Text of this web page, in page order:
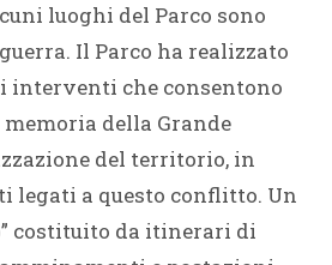
luoghi del Parco sono
Il Parco ha realizzato
che consentono
della Grande
del territorio, in
legati a questo conflitto. Un
costituito da itinerari di